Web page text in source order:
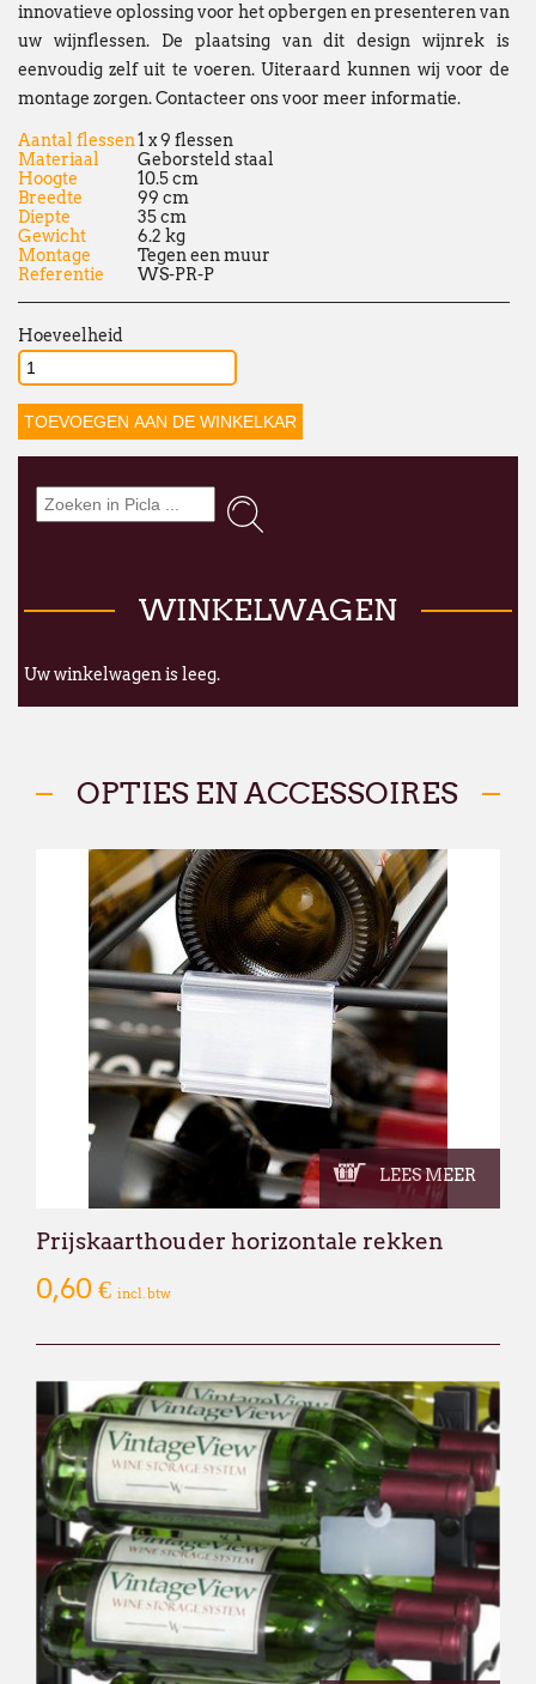
innovatieve oplossing voor het opbergen en presenteren van
uw wijnflessen. De plaatsing van dit design wijnrek is
eenvoudig zelf uit te voeren. Uiteraard kunnen wij voor de
montage zorgen. Contacteer ons voor meer informatie.
Aantal flessen1 x 9 flessen
Materiaal
Geborsteld staal
Hoogte
10.5 cm
Breedte
99 cm
Diepte
35 cm
Gewicht
6.2 kg
Montage
Tegen een muur
Referentie
WS-PR-P
Hoeveelheid
WINKELWAGEN
Uw winkelwagen is leeg.
OPTIES EN ACCESSOIRES
LEES MEER
Prijskaarthouder horizontale rekken
0,60 € incl. btw
Wij wensen u een fijne zomer!
François Dubaere en Géraldine Dubaere
Chers clients,
Cette fermeture est liée au
fermeture estivale de plusieurs de nos
commande passée via notre webshop
juilletpourra subir un délai de
remercions sincèrement pour votre
Broekweg 12W
Nous vous souhaitons un excellent été !